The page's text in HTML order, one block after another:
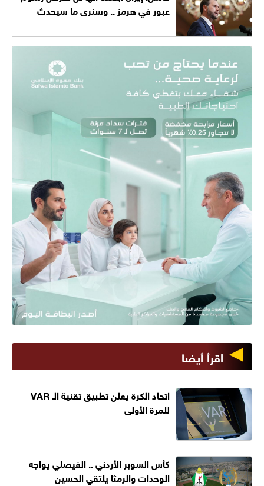
عبور في هرمز .. وسنرى ما سيحدث
اقرأ أيضا
اتحاد الكرة يعلن تطبيق تقنية الـ VAR
للمرة الأولى
كأس السوبر الأردني .. الفيصلي يواجه
الوحدات والرمثا يلتقي الحسين